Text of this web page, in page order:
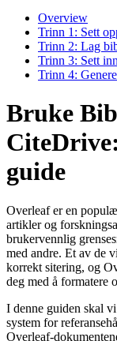
Overview
Trinn 1: Sett
Trinn 2: Lag
Trinn 3: Sett
Trinn 4:
Bruke
guide
Overleaf er en
artikler og
brukervennlig
med andre. Et av de
korrekt sitering, og
deg med å formatere
I denne guiden skal
system for
Overleaf-